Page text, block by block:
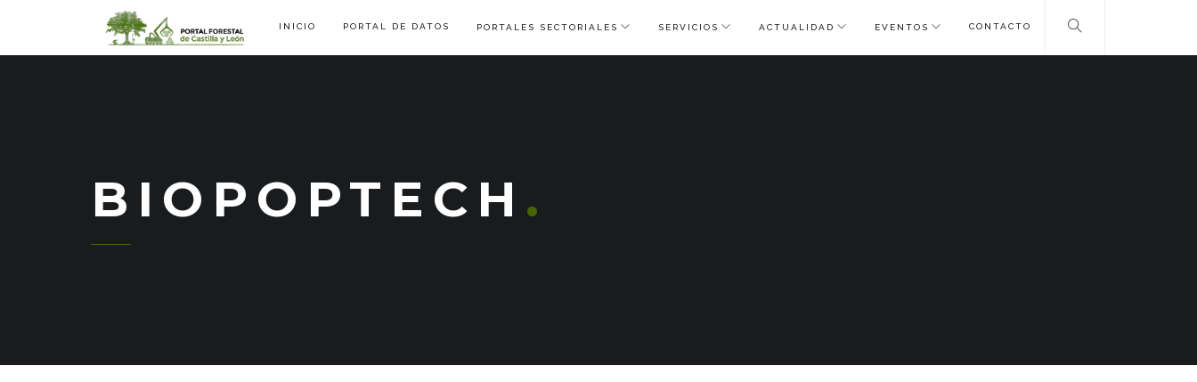
INICIO PORTAL DE DATOS PORTALES SECTORIALES SERVICIOS ACTUALIDAD EVENTOS CONTACTO
BIOPOPTECH